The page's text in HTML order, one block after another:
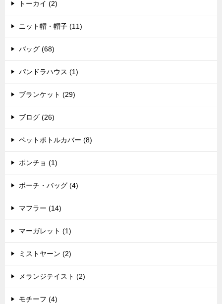
トーカイ (2)
ニット帽・帽子 (11)
バッグ (68)
パンドラハウス (1)
ブランケット (29)
ブログ (26)
ペットボトルカバー (8)
ポンチョ (1)
ポーチ・バッグ (4)
マフラー (14)
マーガレット (1)
ミストヤーン (2)
メランジテイスト (2)
モチーフ (4)